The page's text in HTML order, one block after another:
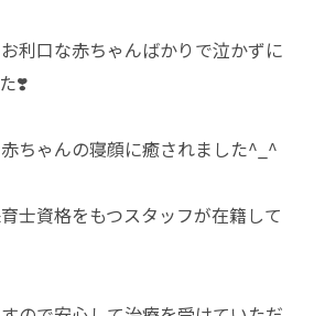
利口な赤ちゃんばかりで泣かずに
❣️
ちゃんの寝顔に癒されました^_^
士資格をもつスタッフが在籍して